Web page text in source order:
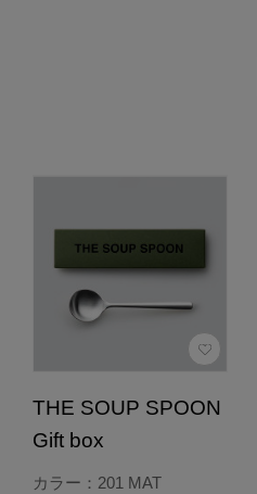
THE SOUP SPOON
Gift box
カラー：201 MAT